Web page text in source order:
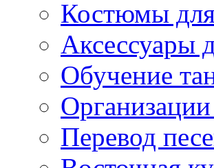
Костюмы
Аксессуары
Обучение
Перевод